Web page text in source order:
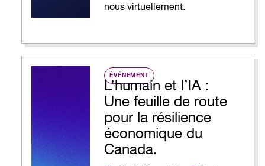
nous virtuellement.
ÉVÉNEMENT
L’humain et l’IA :
Une feuille de route
pour la résilience
économique du
Canada.